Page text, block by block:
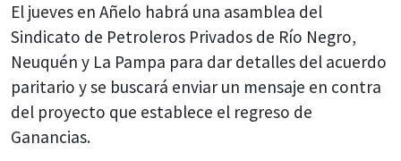
El jueves en Añelo habrá una asamblea del
Sindicato de Petroleros Privados de Río Negro,
Neuquén y La Pampa para dar detalles del acuerdo
paritario y se buscará enviar un mensaje en contra
del proyecto que establece el regreso de
Ganancias.